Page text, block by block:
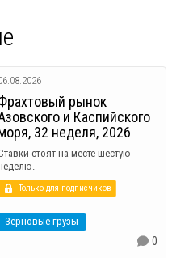
рынок
и Каспийского
32 неделя, 2026
стоят на месте шестую
Только для подписчиков
Зерновые грузы
0